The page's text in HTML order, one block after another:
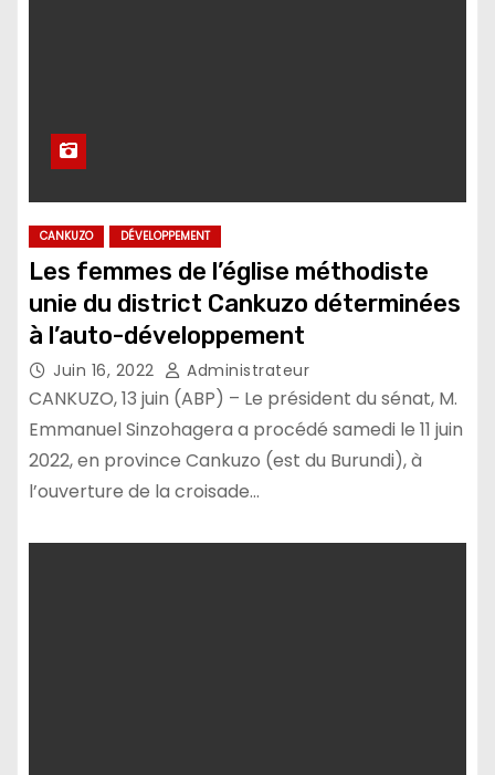
CANKUZO DÉVELOPPEMENT
Les femmes de l’église méthodiste
unie du district Cankuzo déterminées
à l’auto-développement
Juin 16, 2022 Administrateur
CANKUZO, 13 juin (ABP) – Le président du sénat, M.
Emmanuel Sinzohagera a procédé samedi le 11 juin
2022, en province Cankuzo (est du Burundi), à
l’ouverture de la croisade…